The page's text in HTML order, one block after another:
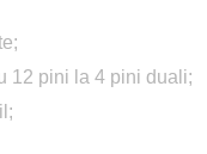
12 pini la 4 pini duali;